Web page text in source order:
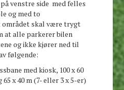
venstre side med felles
og med to
området skal være trygt
at alle parkerer bilen
og ikke kjører ned til
følgende:
med kiosk, 100 x 60
x 40 m (7- eller 3 x 5-er)